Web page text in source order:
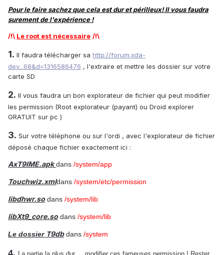
Pour le faire sachez que cela est dur et périlleux! Il vous faudra
surement de l'expérience !
/!\ Le root est nécessaire /!\
1. Il faudra télécharger sa http://forum.xda-
dev...68&d=1316586476 , l'extraire et mettre les dossier sur votre
carte SD
2. Il vous faudra un bon explorateur de fichier qui peut modifier
les permission (Root explorateur (payant) ou Droid explorer
GRATUIT sur pc )
3. Sur votre téléphone ou sur l'ordi , avec l'explorateur de fichier
déposé chaque fichier exactement ici :
AxT9IME.apk dans /system/app
Touchwiz.xmldans /system/etc/permission
libdhwr.so dans /system/lib
libXt9_core.so dans /system/lib
Le dossier T9dbdans /system